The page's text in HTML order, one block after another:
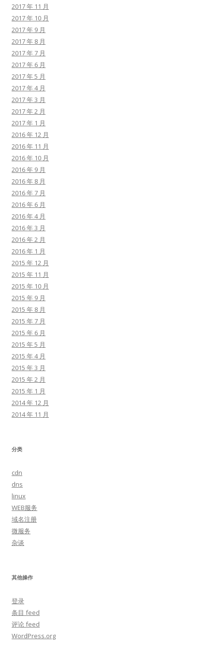
2017 年 11 月
2017 年 10 月
2017 年 9 月
2017 年 8 月
2017 年 7 月
2017 年 6 月
2017 年 5 月
2017 年 4 月
2017 年 3 月
2017 年 2 月
2017 年 1 月
2016 年 12 月
2016 年 11 月
2016 年 10 月
2016 年 9 月
2016 年 8 月
2016 年 7 月
2016 年 6 月
2016 年 4 月
2016 年 3 月
2016 年 2 月
2016 年 1 月
2015 年 12 月
2015 年 11 月
2015 年 10 月
2015 年 9 月
2015 年 8 月
2015 年 7 月
2015 年 6 月
2015 年 5 月
2015 年 4 月
2015 年 3 月
2015 年 2 月
2015 年 1 月
2014 年 12 月
2014 年 11 月
分类
cdn
dns
linux
WEB服务
域名注册
微服务
杂谈
其他操作
登录
条目 feed
评论 feed
WordPress.org